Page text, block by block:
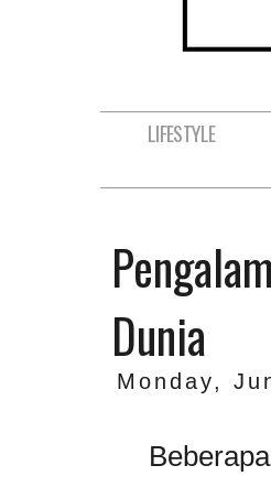
LIFESTYLE
Dunia
Monday,
Beberapa